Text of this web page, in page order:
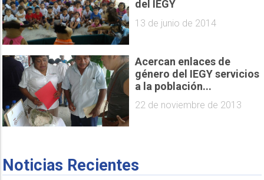
del IEGY
13 de junio de 2014
Acercan enlaces de
género del IEGY servicios
a la población...
22 de noviembre de 2013
Noticias Recientes